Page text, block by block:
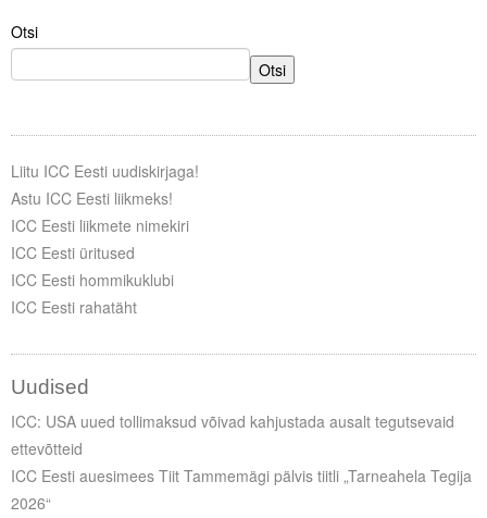
ICC WBO
ICC komisjonid
Digiraamatukogu
Juhendid ja väljaanded
Videod
Kontakt
Liitu meililistiga
Oskusteave
Incoterms® 2020
Abimaterjalid
Otsi
Otsi
Liitu ICC Eesti uudiskirjaga!
Astu ICC Eesti liikmeks!
ICC Eesti liikmete nimekiri
ICC Eesti üritused
ICC Eesti hommikuklubi
ICC Eesti rahatäht
Uudised
ICC: USA uued tollimaksud võivad kahjustada ausalt tegutsevaid
ettevõtteid
ICC Eesti auesimees Tiit Tammemägi pälvis tiitli „Tarneahela Tegija
2026“